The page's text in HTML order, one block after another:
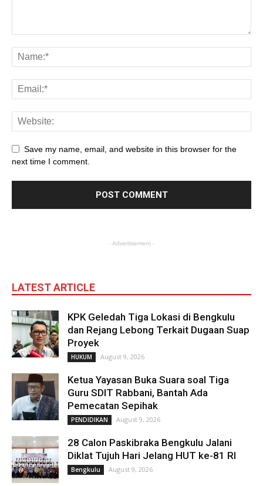
Save my name, email, and website in this browser for the
next time I comment.
- Advertisement -
LATEST ARTICLE
KPK Geledah Tiga Lokasi di Bengkulu
dan Rejang Lebong Terkait Dugaan Suap
Proyek
HUKUM August 9, 2026
Ketua Yayasan Buka Suara soal Tiga
Guru SDIT Rabbani, Bantah Ada
Pemecatan Sepihak
PENDIDIKAN August 9, 2026
28 Calon Paskibraka Bengkulu Jalani
Diklat Tujuh Hari Jelang HUT ke-81 RI
Bengkulu August 9, 2026